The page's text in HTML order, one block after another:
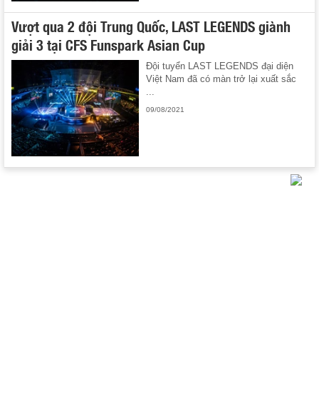
Vượt qua 2 đội Trung Quốc, LAST LEGENDS giành
giải 3 tại CFS Funspark Asian Cup
Đội tuyển LAST LEGENDS đại diện
Việt Nam đã có màn trở lại xuất sắc
...
09/08/2021